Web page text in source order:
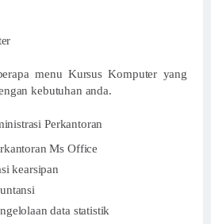
menu Kursus Komputer yang
kebutuhan anda.
Perkantoran
Ms Office
kearsipan
data statistik